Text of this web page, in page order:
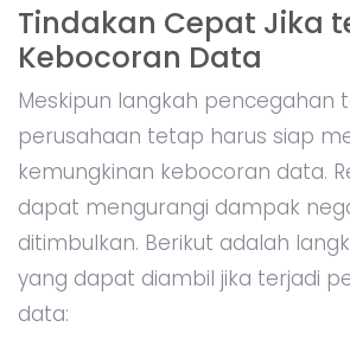
Tindakan Cepat Jika
Kebocoran Data
Meskipun langkah pencegahan
perusahaan tetap harus siap
kemungkinan kebocoran data.
dapat mengurangi dampak
ditimbulkan. Berikut adalah
yang dapat diambil jika terjadi
data: